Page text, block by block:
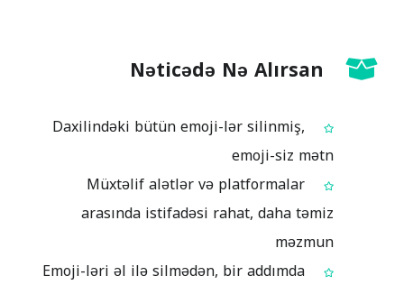
Nəticədə Nə Alırsan
Daxilindəki bütün emoji-lər silinmiş,
emoji-siz mətn
Müxtəlif alətlər və platformalar
arasında istifadəsi rahat, daha təmiz
məzmun
Emoji-ləri əl ilə silmədən, bir addımda